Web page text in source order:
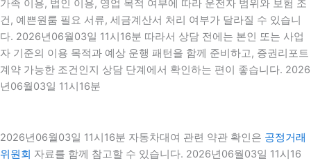
가족 이용, 법인 이용, 영업 목적 여부에 따라 운전자 범위와 보험 조
건, 예쁜원룸 필요 서류, 세금계산서 처리 여부가 달라질 수 있습니
다. 2026년06월03일 11시16분 따라서 상담 전에는 본인 또는 사업
자 기준의 이용 목적과 예상 운행 패턴을 함께 준비하고, 증권리포트
계약 가능한 조건인지 상담 단계에서 확인하는 편이 좋습니다. 2026
년06월03일 11시16분
2026년06월03일 11시16분 자동차대여 관련 약관 확인은 공정거래
위원회 자료를 함께 참고할 수 있습니다. 2026년06월03일 11시16